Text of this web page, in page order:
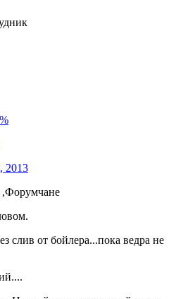
2013
,Форумчане
слив от бойлера...пока ведра не